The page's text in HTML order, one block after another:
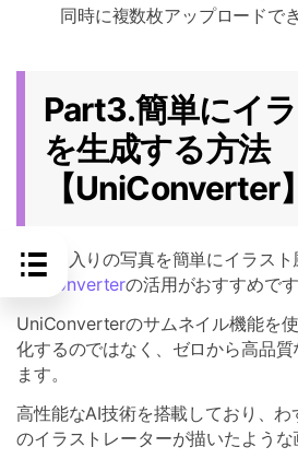
同時に複数枚アップロードで
Part3.簡単にイ
を生成する方法
【UniConverter】
お気に入りの写真を簡単にイラスト
UniConverterの活用がおすすめです
UniConverterのサムネイル機能を
化するのではなく、ゼロから高品
ます。
高性能なAI技術を搭載しており、わ
のイラストレーターが描いたような